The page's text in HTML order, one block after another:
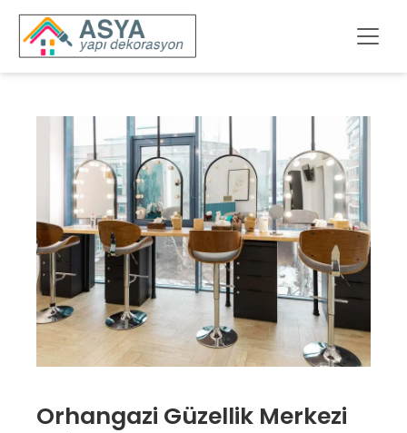
Orhangazi Güzellik Merkezi